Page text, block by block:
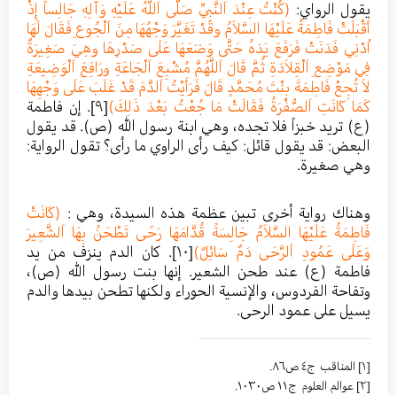
يقول الرواي: (كُنْتُ عِنْدَ اَلنَّبِيِّ صَلَّى اَللَّهُ عَلَيْهِ وَآلِهِ جَالِساً إِذْ
أَقْبَلَتْ فَاطِمَةُ عَلَيْهَا السَّلاَمُ وقَدْ تَغَيَّرَ وَجْهُهَا مِنَ اَلْجُوعِ فَقَالَ لَهَا
اُدْنِي فَدَنَتْ فَرَفَعَ يَدَهُ حَتَّى وَضَعَهَا عَلَى صَدْرِهَا وهِيَ صَغِيرَةٌ
فِي مَوْضِعِ اَلْقِلاَدَةِ ثُمَّ قَالَ اَللَّهُمَّ مُشْبِعَ اَلْجَاعَةِ ورَافِعَ اَلْوَضِيعَةِ
لاَ تُجِعْ فَاطِمَةَ بِنْتَ مُحَمَّدٍ قَالَ فَرَأَيْتُ اَلدَّمَ قَدْ غَلَبَ عَلَى وَجْهِهَا
كَمَا كَانَتِ اَلصُّفْرَةُ فَقَالَتْ مَا جُعْتُ بَعْدَ ذَلِكَ)[٩]
. إن فاطمة
(ع) تريد خبزاً فلا تجده، وهي ابنة رسول الله (ص). قد يقول
البعض: قد يقول قائل: كيف رأى الراوي ما رأى؟ تقول الرواية:
وهي صغيرة.
وهناك رواية أخرى تبين عظمة هذه السيدة، وهي : (كَانَتْ
فَاطِمَةُ عَلَيْهَا السَّلاَمُ جَالِسَةً قُدَّامَهَا رَحًى تَطْحَنُ بِهَا اَلشَّعِيرَ
وَعَلَى عَمُودِ اَلرَّحَى دَمٌ سَائِلٌ)[١٠]
. كان الدم ينزف من يد
فاطمة (ع) عند طحن الشعير. إنها بنت رسول الله (ص)،
وتفاحة الفردوس، والإنسية الحوراء ولكنها تطحن بيدها والدم
يسيل على عمود الرحى.
[١]
المناقب ج٤ ص٨٦.
[٢]
عوالم العلوم ج١١ ص١٠٣٠.